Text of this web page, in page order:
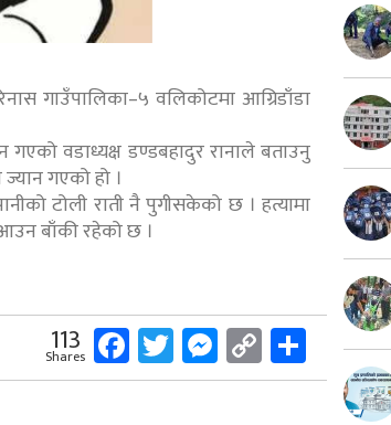
गाउँपालिका–५ वलिकोटमा आग्रिडाँडा
वडाध्यक्ष डण्डबहादुर रानाले बताउनु
गएको हो ।
टोली राती नै पुगीसकेको छ । हत्यामा
बाँकी रहेको छ ।
113
Shares Facebook
Twitter
Messenger
Copy
Link
Share